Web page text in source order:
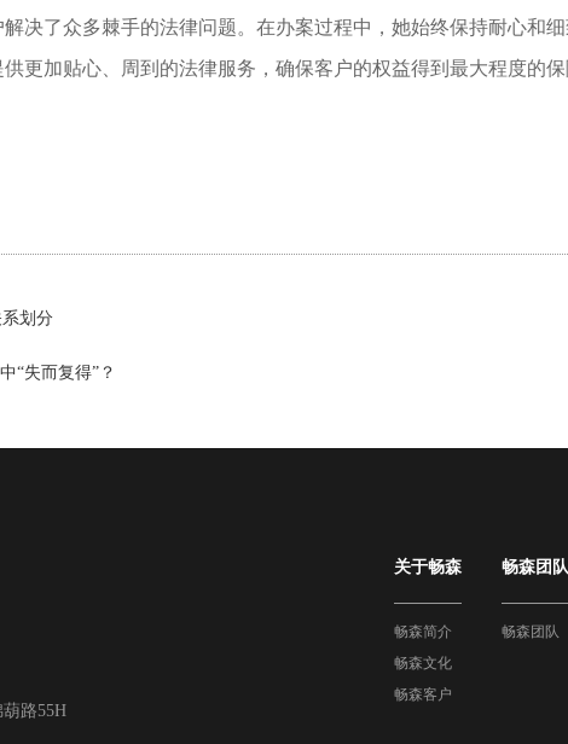
决了众多棘手的法律问题。在办案过程中，她始终保持耐心和
更加贴心、周到的法律服务，确保客户的权益得到最大程度的保
划分
“失而复得”？
路55H
关于畅森
畅森简介
畅森文化
畅森客户
畅森团队
畅森团队